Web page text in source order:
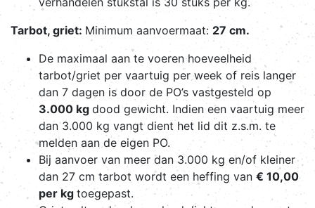
Tarbot, griet: Minimum aanvoermaat: 27 cm.
De maximaal aan te voeren hoeveelheid
tarbot/griet per vaartuig per week of reis langer
dan 7 dagen is door de PO’s vastgesteld op
3.000 kg dood gewicht. Indien een vaartuig meer
dan 3.000 kg vangt dient het lid dit z.s.m. te
melden aan de eigen PO.
Bij aanvoer van meer dan 3.000 kg en/of kleiner
dan 27 cm tarbot wordt een heffing van € 10,00
per kg toegepast.